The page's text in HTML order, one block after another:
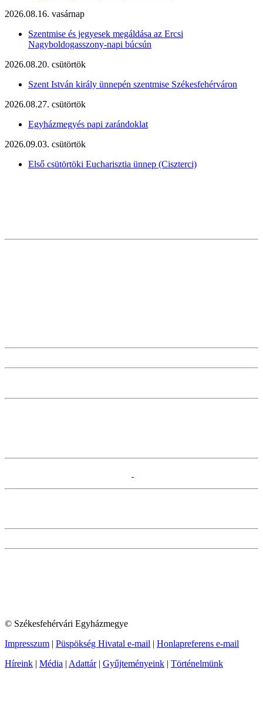
2026.08.16. vasárnap
Szentmise és jegyesek megáldása az Ercsi
Nagyboldogasszony-napi búcsún
2026.08.20. csütörtök
Szent István király ünnepén szentmise Székesfehérváron
2026.08.27. csütörtök
Egyházmegyés papi zarándoklat
2026.09.03. csütörtök
Első csütörtöki Eucharisztia ünnep (Ciszterci)
© Székesfehérvári Egyházmegye
Impresszum | Püspökség Hivatal e-mail | Honlapreferens e-mail
Híreink | Média | Adattár| Gyűjteményeink | Történelmünk